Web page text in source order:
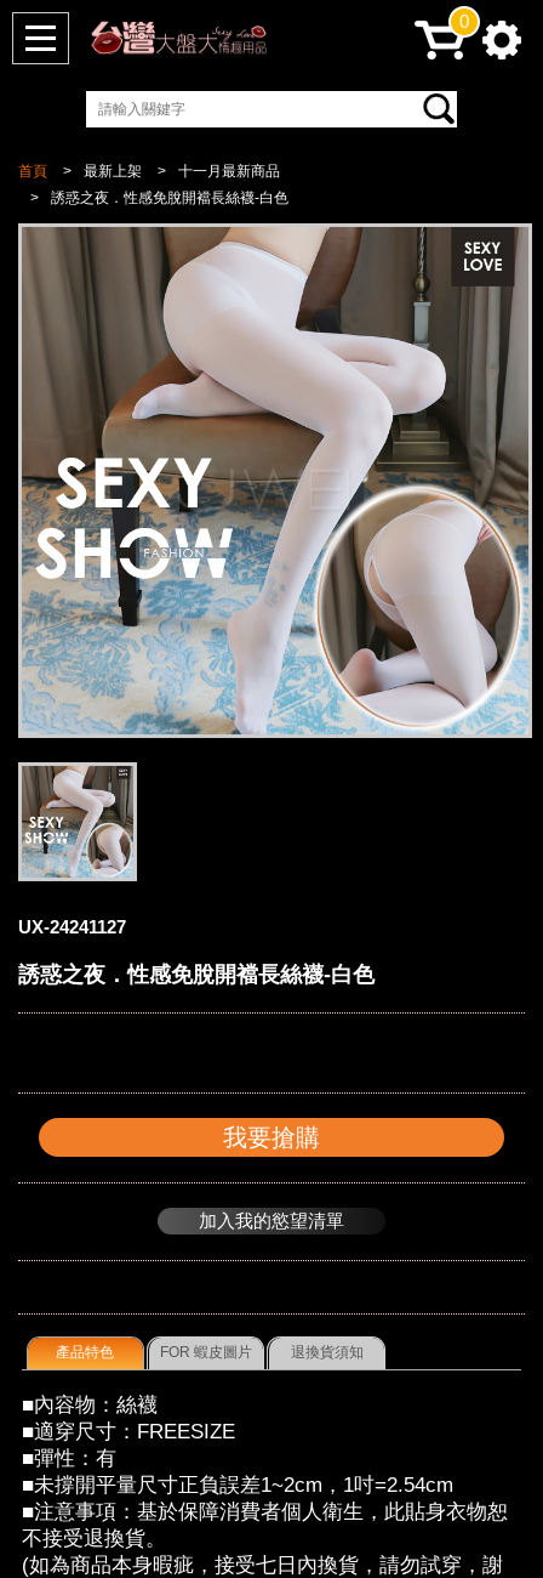
首頁 最新上架
十一月最新商品
誘惑之夜．性感免脫開襠長絲襪-白色
UX-24241127
誘惑之夜．性感免脫開襠長絲襪-白色
我要搶購
加入我的慾望清單
產品特色 FOR 蝦皮圖片 退換貨須知
■內容物：絲襪
■適穿尺寸：FREESIZE
■彈性：有
■未撐開平量尺寸正負誤差1~2cm，1吋=2.54cm
■注意事項：基於保障消費者個人衛生，此貼身衣物恕
不接受退換貨。
(如為商品本身暇疵，接受七日內換貨，請勿試穿，謝
0